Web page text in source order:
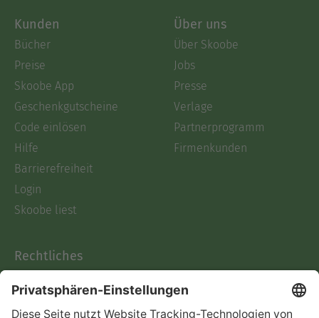
Kunden
Bücher
Preise
Skoobe App
Geschenkgutscheine
Code einlösen
Hilfe
Barrierefreiheit
Login
Skoobe liest
Über uns
Über Skoobe
Jobs
Presse
Verlage
Partnerprogramm
Firmenkunden
Rechtliches
AGB